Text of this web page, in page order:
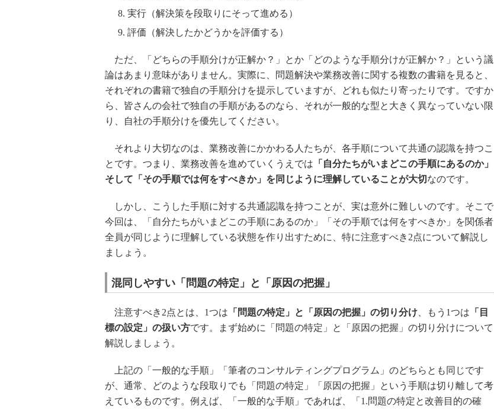
実行（解決策を段取りにそって進める）
評価（解決したかどうかを評価する）
ただ、「どちらの手順分けが正解か？」とか「どのような手順分けが正解か？」という議
論はあまり意味がありません。実際に、問題解決や業務改善に関する複数の書籍を見ると、
それぞれの書籍で独自の手順分けを提示していますが、どれも似たり寄ったりです。ですか
ら、皆さんの会社で独自の手順があるのなら、それが一般的な型と大きく異なっていない限
り、自社の手順分けを優先してください。
それより大切なのは、業務改善にかかわる人たちが、各手順について共通の認識を持つこ
とです。つまり、業務改善を進めていくうえでは 「自分たちがいまどこの手順にあるのか」
そして「その手順では何をすべきか」を同じように理解していることが大切 なのです。
しかし、こうした手順に対する共通認識を持つことが、実は意外に難しいのです。そこで
今回は、「自分たちがいまどこの手順にあるのか」「その手順では何をすべきか」を関係者
全員が同じように理解している状態を作り出すために、特に注意すべき2点について解説し
ましょう。
混同しやすい「問題の特定」と「原因の把握」
注意すべき2点とは、1つは 「問題の特定」と「原因の把握」の切り分け 、もう1つは 「目
標の設定」の扱い方です。まず始めに「問題の特定」と「原因の把握」の切り分けについて
解説しましょう。
上記の「一般的な手順」「筆者のコンサルティングプログラム」のどちらとも同じです
が、通常、どのような段取りでも「問題の特定」「原因の把握」という手順は切り離して考
えているものです。例えば、「一般的な手順」であれば、「1.問題の特定と改善目的の確